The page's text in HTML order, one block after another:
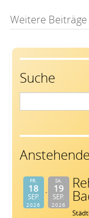
Post
Weitere Beiträge
Suche
FR.
18
SEP.
2026
SA.
19
SEP.
2026